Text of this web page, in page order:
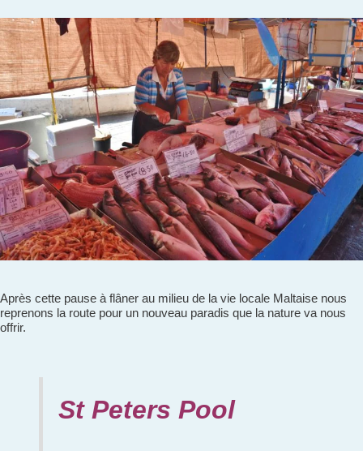
Après cette pause à flâner au milieu de la vie locale Maltaise nous
reprenons la route pour un nouveau paradis que la nature va nous
offrir.
St Peters Pool